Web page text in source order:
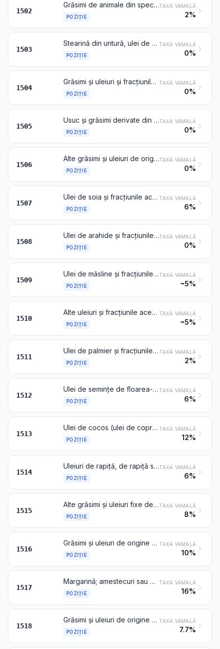
1502
Grăsimi de animale din speciile bovine, ovine sau caprine, altele decât cele de la poziția 1503
POZIȚIE
TAXĂ VAMALĂ
2%
1503
Stearină din untură, ulei de untură, oleo-stearină, oleo-margarină și ulei de seu, neemulsionate, neamestecate și nici altfel preparate
POZIȚIE
TAXĂ VAMALĂ
0%
1504
Grăsimi și uleiuri și fracțiunile acestora, de pește sau de mamifere marine, chiar rafinate, dar nemodificate chimic
POZIȚIE
TAXĂ VAMALĂ
0%
1505
Usuc și grăsimi derivate din acesta, inclusiv lanolina
POZIȚIE
TAXĂ VAMALĂ
0%
1506
Alte grăsimi și uleiuri de origine animală și fracțiunile acestora, chiar rafinate, dar nemodificate chimic
POZIȚIE
TAXĂ VAMALĂ
0%
1507
Ulei de soia și fracțiunile acestuia, chiar rafinate, dar nemodificate chimic
POZIȚIE
TAXĂ VAMALĂ
6%
1508
Ulei de arahide și fracțiunile acestuia, chiar rafinate, dar nemodificate chimic
POZIȚIE
TAXĂ VAMALĂ
0%
1509
Ulei de măsline și fracțiunile acestuia, chiar rafinate, dar nemodificate chimic
POZIȚIE
TAXĂ VAMALĂ
~5%
1510
Alte uleiuri și fracțiunile acestora, obținute numai din măsline, chiar rafinate, dar nemodificate chimic și amestecurile acestor uleiuri sau fracțiuni cu uleiuri sau fracțiuni de la poziția 1509
POZIȚIE
TAXĂ VAMALĂ
~5%
1511
Ulei de palmier și fracțiunile lui, chiar rafinate, dar nemodificate chimic
POZIȚIE
TAXĂ VAMALĂ
2%
1512
Ulei de semințe de floarea-soarelui, de şofrănaş sau de semințe de bumbac și fracțiunile acestora, chiar rafinate, dar nemodificate chimic
POZIȚIE
TAXĂ VAMALĂ
6%
1513
Ulei de cocos (ulei de copră), de sâmburi de palmier sau de babassu și fracțiunile acestora, chiar rafinate, dar nemodificate chimic
POZIȚIE
TAXĂ VAMALĂ
12%
1514
Uleiuri de rapiță, de rapiță sălbatică sau de muștar și fracțiunile acestora, chiar rafinate, dar nemodificate chimic
POZIȚIE
TAXĂ VAMALĂ
6%
1515
Alte grăsimi și uleiuri fixe de origine vegetală sau microbiană (inclusiv ulei de jojoba) și fracțiunile acestora, chiar rafinate, dar nemodificate chimic
POZIȚIE
TAXĂ VAMALĂ
8%
1516
Grăsimi și uleiuri de origine animală, vegetală sau microbiană și fracțiunile acestora, hidrogenate parțial sau total, interesterificate, reesterificate sau elaidinizate, chiar rafinate, dar nepreparate altfel
POZIȚIE
TAXĂ VAMALĂ
10%
1517
Margarină; amestecuri sau preparate alimentare de grăsimi sau de uleiuri de origine animală, vegetală sau microbiană sau din fracțiunile diferitelor grăsimi sau uleiuri din prezentul capitol, altele decât grăsimile și uleiurile alimentare și fracțiunile acestora de la poziția 1516
POZIȚIE
TAXĂ VAMALĂ
16%
1518
Grăsimi și uleiuri de origine animală, vegetală sau microbiană și fracțiunile acestora, fierte, oxidate, deshidratate, sulfurate, suflate, polimerizate prin căldură în vacuum sau în gaz inert sau altfel modificate chimic, cu excepția celor de la poziția 1516; amestecuri sau preparate nealimentare de grăsimi sau de uleiuri de origine animală, vegetală sau microbiană sau din fracțiunile diferitelor grăsimi sau uleiuri de la prezentul capitol, nedenumite și necuprinse în altă parte
POZIȚIE
TAXĂ VAMALĂ
7.7%